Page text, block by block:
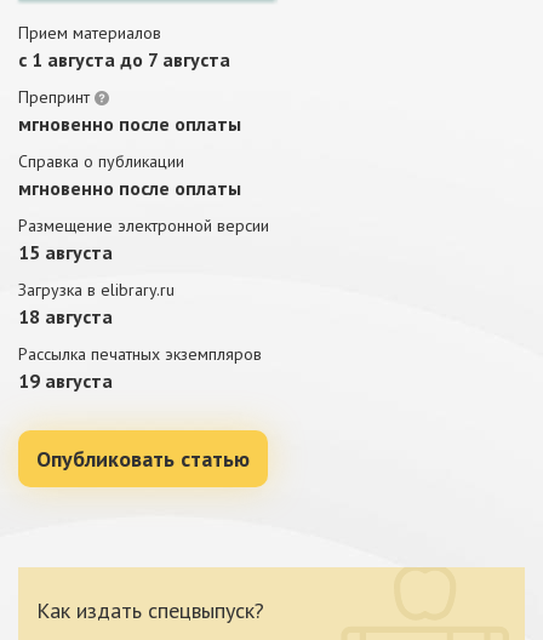
Прием материалов
c 1 августа до 7 августа
Препринт
мгновенно после оплаты
Справка о публикации
мгновенно после оплаты
Размещение электронной версии
15 августа
Загрузка в elibrary.ru
18 августа
Рассылка печатных экземпляров
19 августа
Опубликовать статью
Как издать спецвыпуск?